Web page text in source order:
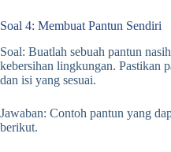
Soal 4: Membuat Pantun Sendiri
Soal: Buatlah sebuah pantun
kebersihan lingkungan. Pastikan
dan isi yang sesuai.
Jawaban: Contoh pantun yang
berikut.